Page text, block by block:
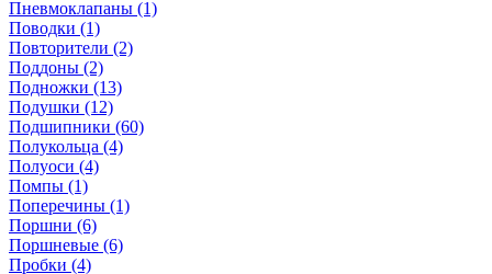
Пневмоклапаны (1)
Поводки (1)
Повторители (2)
Поддоны (2)
Подножки (13)
Подушки (12)
Подшипники (60)
Полукольца (4)
Полуоси (4)
Помпы (1)
Поперечины (1)
Поршни (6)
Поршневые (6)
Пробки (4)